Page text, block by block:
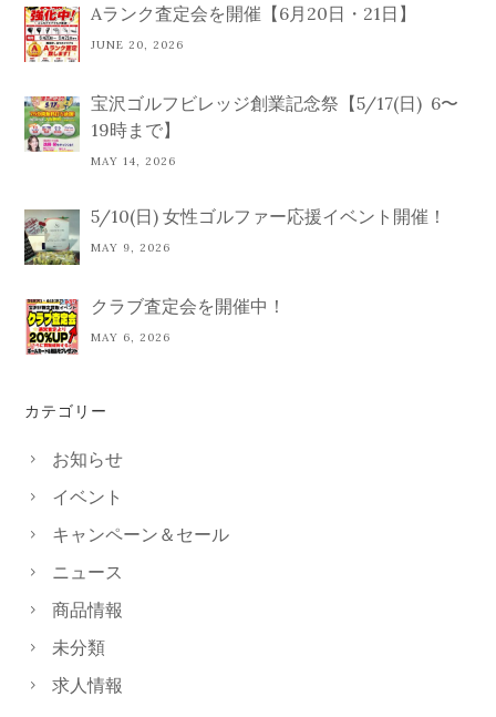
Aランク査定会を開催【6月20日・21日】
JUNE 20, 2026
宝沢ゴルフビレッジ創業記念祭【5/17(日) 6〜
19時まで】
MAY 14, 2026
5/10(日) 女性ゴルファー応援イベント開催！
MAY 9, 2026
クラブ査定会を開催中！
MAY 6, 2026
カテゴリー
お知らせ
イベント
キャンペーン＆セール
ニュース
商品情報
未分類
求人情報